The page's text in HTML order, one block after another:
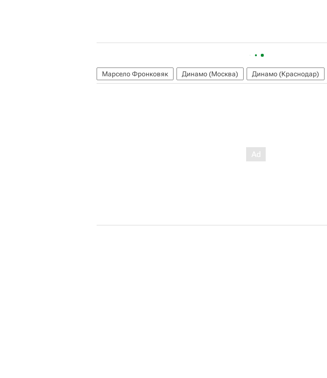
Марсело Фронковяк Динамо (Москва) Динамо (Краснодар)